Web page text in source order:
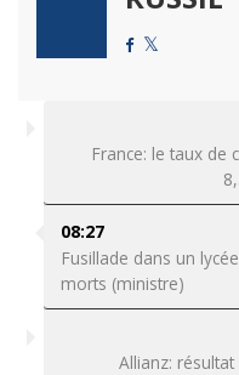
France: le taux de
08:27
Fusillade dans un
morts (ministre)
Allianz: